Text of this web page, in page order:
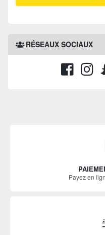
RÉSEAUX SOCIAUX
Payez en